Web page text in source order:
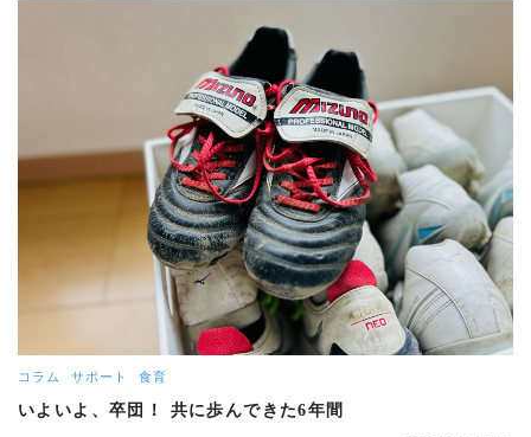
コラム サポート 食育
いよいよ、卒団！ 共に歩んできた6年間